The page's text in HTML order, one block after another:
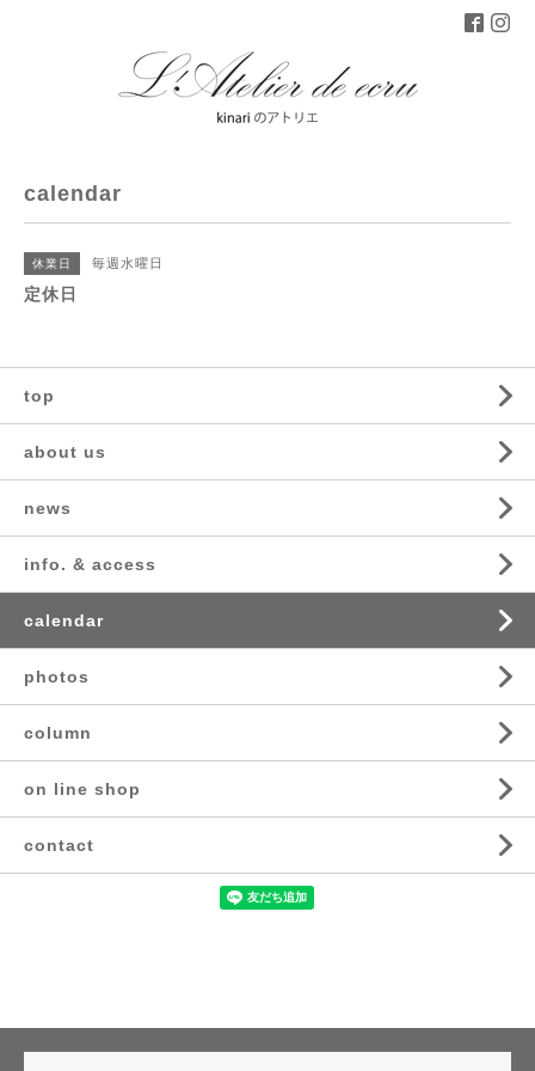
calendar
休業日 毎週水曜日
定休日
top
about us
news
info. & access
calendar
photos
column
on line shop
contact